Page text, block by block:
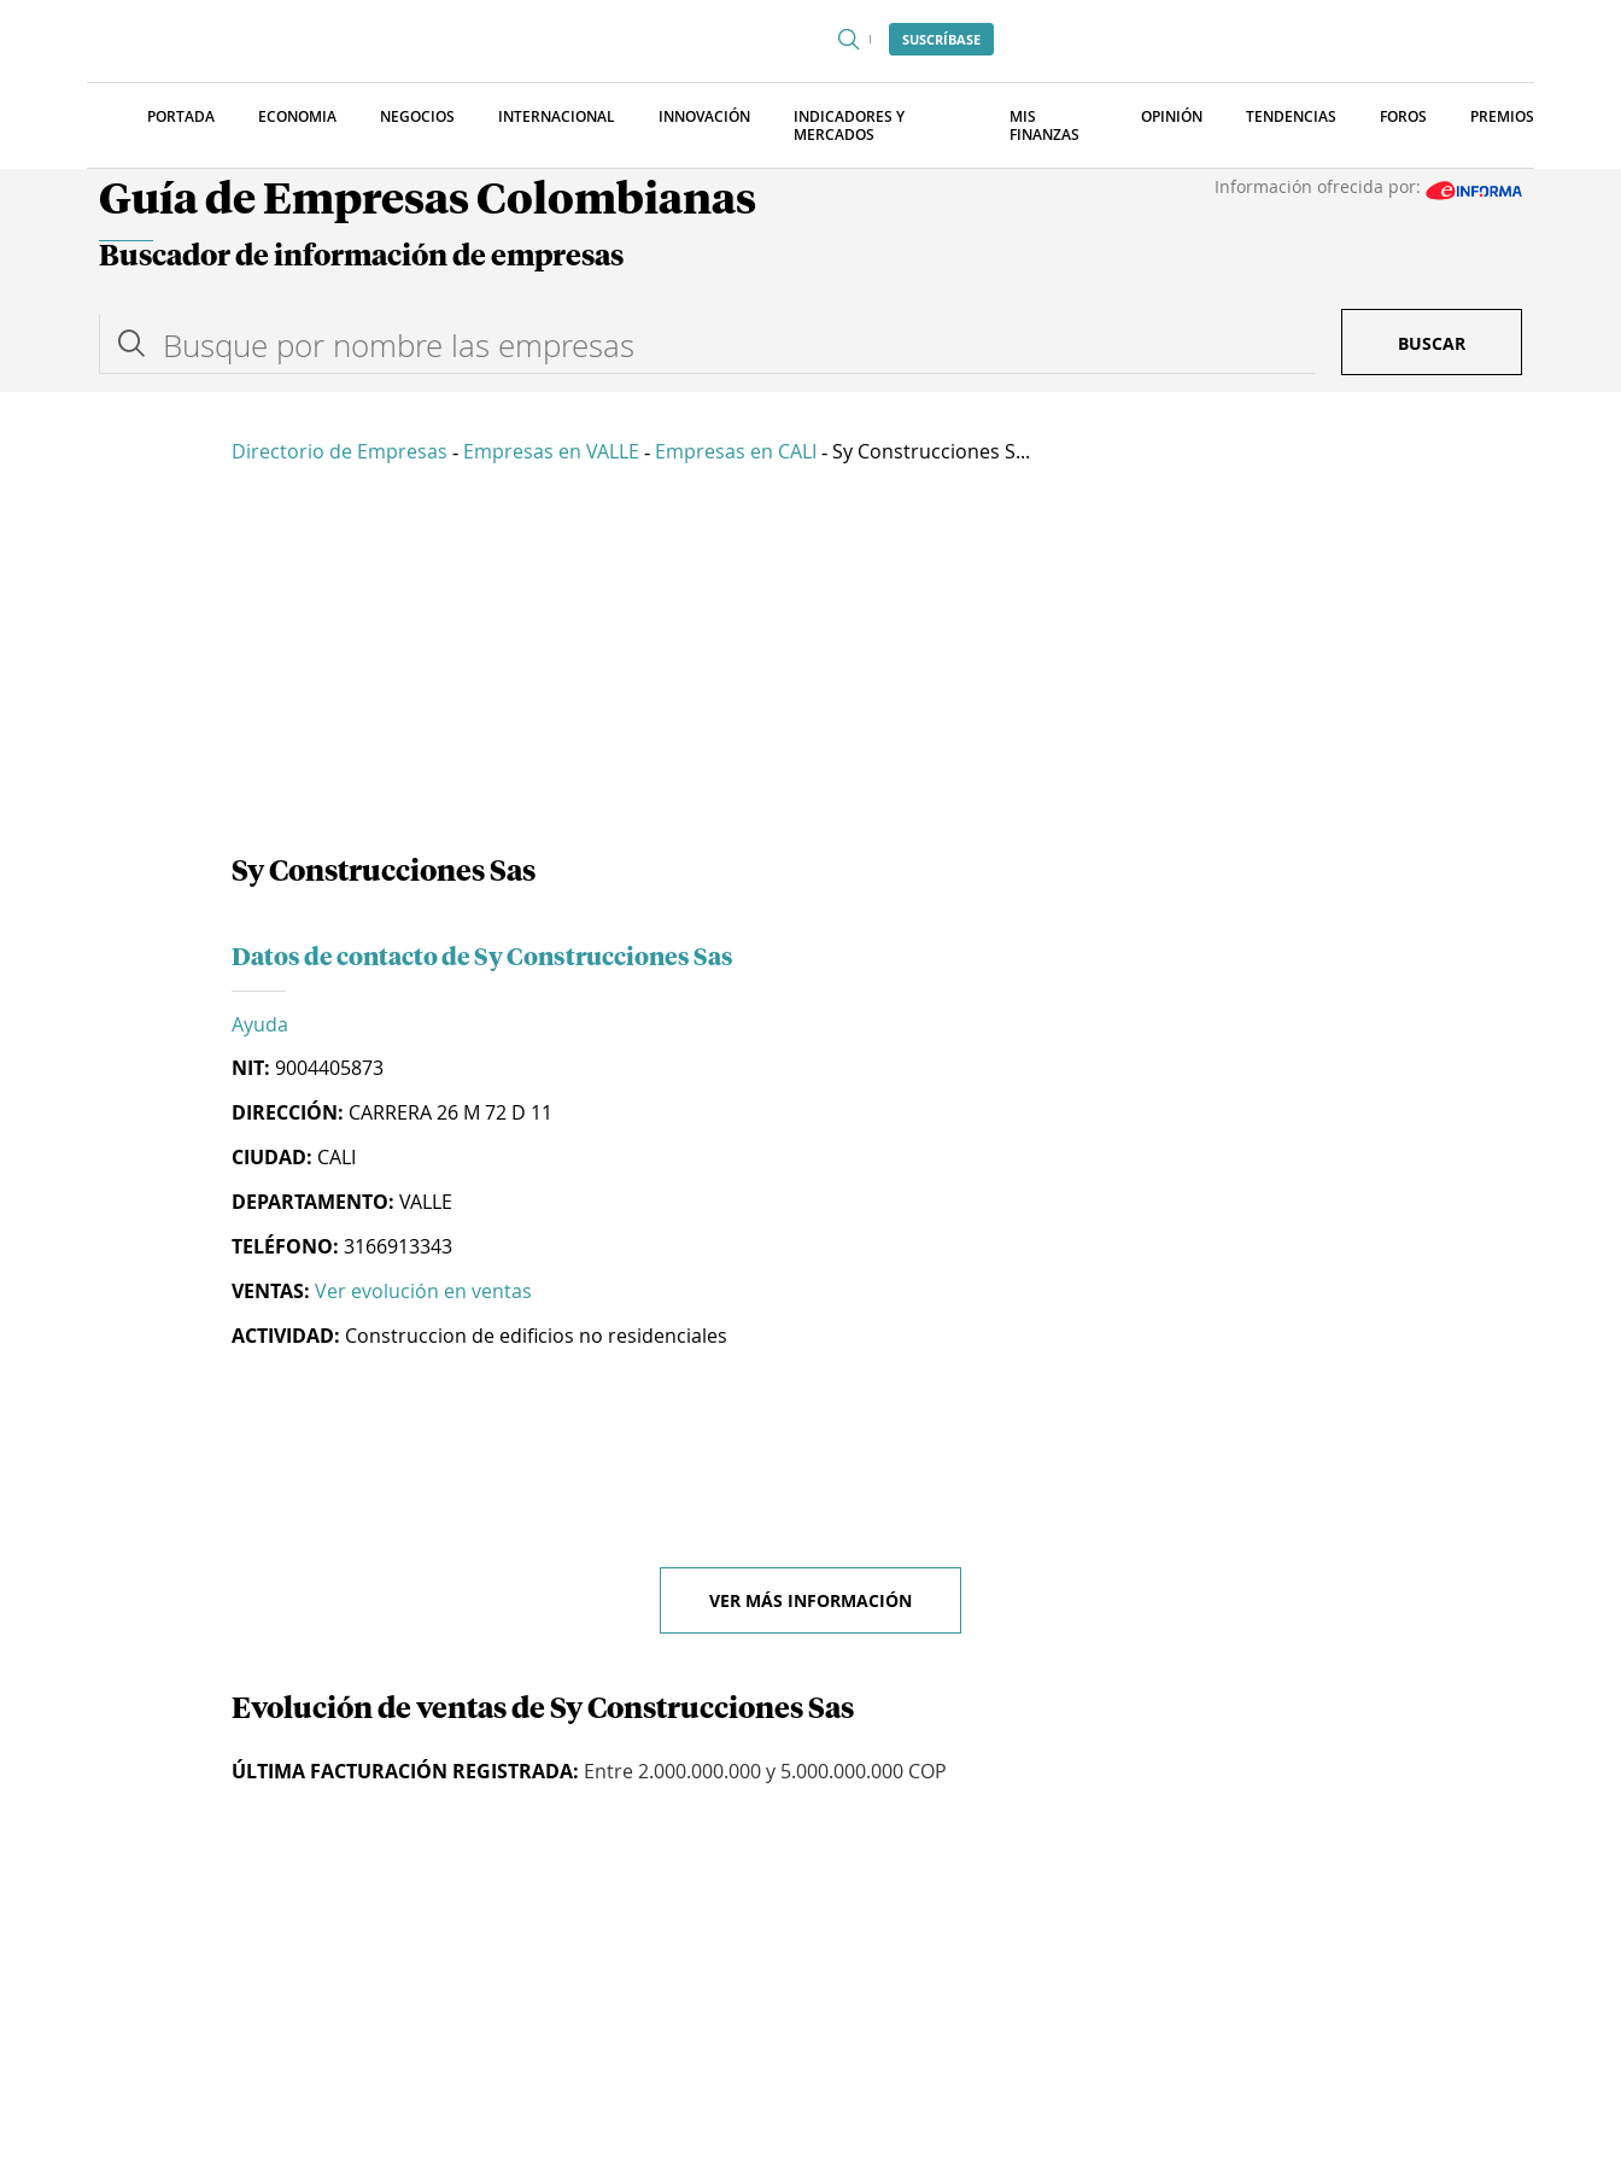
SUSCRÍBASE
PORTADA ECONOMIA NEGOCIOS INTERNACIONAL INNOVACIÓN
INDICADORES Y
MERCADOS
MIS
FINANZAS
OPINIÓN TENDENCIAS FOROS PREMIOS
Guía de Empresas Colombianas Información ofrecida por:
Buscador de información de empresas
BUSCAR
Directorio de Empresas - Empresas en VALLE - Empresas en CALI - Sy Construcciones S...
Sy Construcciones Sas
Datos de contacto de Sy Construcciones Sas
Ayuda
NIT: 9004405873
DIRECCIÓN: CARRERA 26 M 72 D 11
CIUDAD: CALI
DEPARTAMENTO: VALLE
TELÉFONO: 3166913343
VENTAS: Ver evolución en ventas
ACTIVIDAD: Construccion de edificios no residenciales
VER MÁS INFORMACIÓN
Evolución de ventas de Sy Construcciones Sas
ÚLTIMA FACTURACIÓN REGISTRADA: Entre 2.000.000.000 y 5.000.000.000 COP